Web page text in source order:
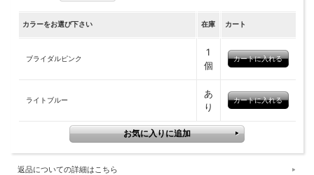
カラーをお選び下さい 在庫 カート
ブライダルピンク
1
個
ライトブルー
あ
り
返品についての詳細はこちら